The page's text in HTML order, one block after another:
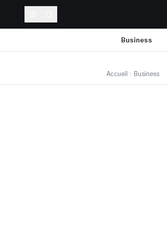
Business
Accueil Business